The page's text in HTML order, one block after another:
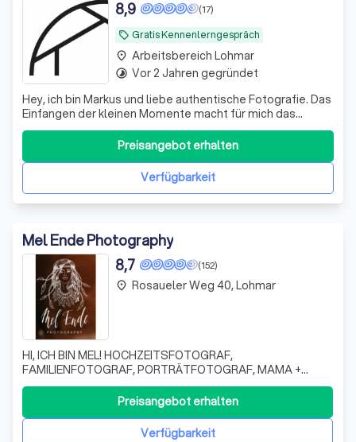
local_offer Gratis Kennenlerngespräch
(17)
8,9
Hey, ich bin Markus und liebe authentische Fotografie. Das
Einfangen der kleinen Momente macht für mich das
Besondere aus und schafft die Erinnerungen für den Rest
Verfügbarkeit
Preisangebot erhalten
place Arbeitsbereich Lohmar
timelapse Vor 2 Jahren gegründet
Mel Ende Photography
(152)
8,7
HI, ICH BIN MEL! HOCHZEITSFOTOGRAF,
FAMILIENFOTOGRAF, PORTRÄTFOTOGRAF, MAMA +
OPTIMISTIN. Irgendwann habe ich für mich entschieden,
nur noch positiv durch das Leben zu gehen und die ganz
kleinen Momente in meinen Fokus zu nehmen. Seither ist
mein Leben bunter, ehrlicher, intensiver und vor Allem
Verfügbarkeit
Preisangebot erhalten
place Rosaueler Weg 40, Lohmar